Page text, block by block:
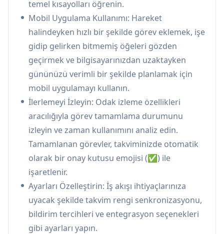
takvimlerini planlamalarına ve iş-yaşam
dengesini korumalarına yardımcı olur
Uzaktan Ekip İşbirliği: Çeşitli araçlar ve
platformlar kullanan dağıtılmış ekipler
arasında sorunsuz görev yönetimi ve iletişim
sağlar
Artıları
Popüler iş araçlarıyla güçlü entegrasyon
yetenekleri
Yapay zeka destekli otomasyon, manuel görev
yönetimini azaltır
Uyarlanabilir takvimleme, kesintiler sırasında
üretkenliği korumaya yardımcı olur
Eksileri
Mobil sürüm, masaüstüne kıyasla sınırlı
temel kısayolları öğrenin.
Mobil Uygulama Kullanımı: Hareket
halindeyken hızlı bir şekilde görev eklemek, işe
gidip gelirken bitmemiş öğeleri gözden
geçirmek ve bilgisayarınızdan uzaktayken
gününüzü verimli bir şekilde planlamak için
mobil uygulamayı kullanın.
İlerlemeyi İzleyin: Odak izleme özellikleri
aracılığıyla görev tamamlama durumunu
izleyin ve zaman kullanımını analiz edin.
Tamamlanan görevler, takviminizde otomatik
olarak bir onay kutusu emojisi (✅) ile
işaretlenir.
Ayarları Özelleştirin: İş akışı ihtiyaçlarınıza
uyacak şekilde takvim rengi senkronizasyonu,
bildirim tercihleri ve entegrasyon seçenekleri
gibi ayarları yapın.